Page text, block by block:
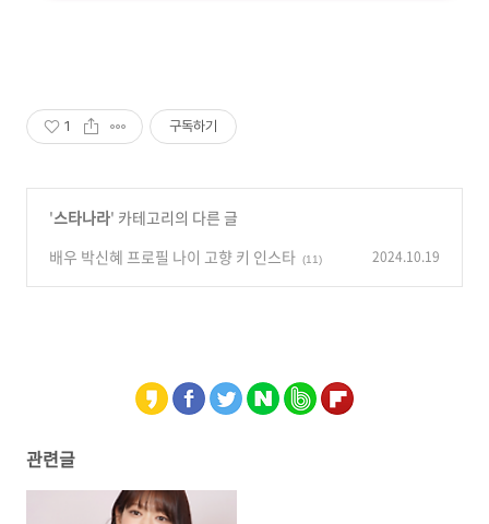
1 구독하기
'스타나라' 카테고리의 다른 글
배우 박신혜 프로필 나이 고향 키 인스타 (11) 2024.10.19
관련글